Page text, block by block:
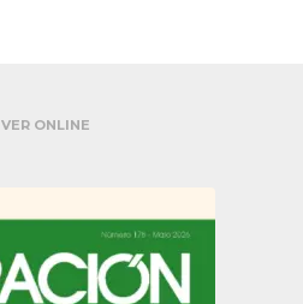
VER ONLINE